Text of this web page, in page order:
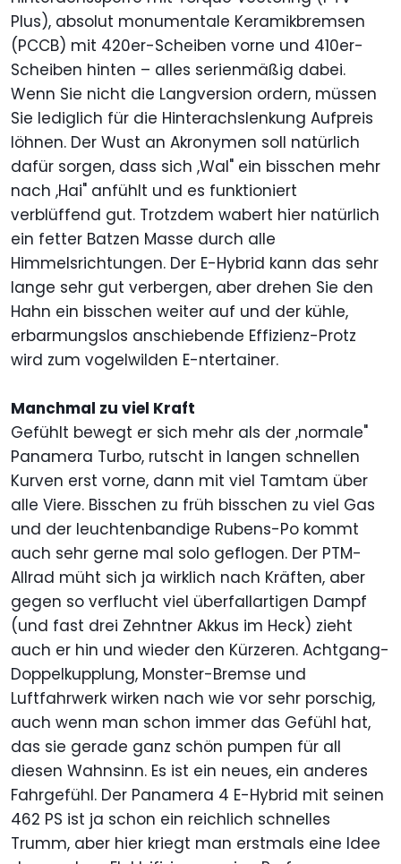
Plus), absolut monumentale Keramikbremsen
(PCCB) mit 420er-Scheiben vorne und 410er-
Scheiben hinten – alles serienmäßig dabei.
Wenn Sie nicht die Langversion ordern, müssen
Sie lediglich für die Hinterachslenkung Aufpreis
löhnen. Der Wust an Akronymen soll natürlich
dafür sorgen, dass sich ,Wal" ein bisschen mehr
nach ,Hai" anfühlt und es funktioniert
verblüffend gut. Trotzdem wabert hier natürlich
ein fetter Batzen Masse durch alle
Himmelsrichtungen. Der E-Hybrid kann das sehr
lange sehr gut verbergen, aber drehen Sie den
Hahn ein bisschen weiter auf und der kühle,
erbarmungslos anschiebende Effizienz-Protz
wird zum vogelwilden E-ntertainer.
Manchmal zu viel Kraft
Gefühlt bewegt er sich mehr als der ,normale"
Panamera Turbo, rutscht in langen schnellen
Kurven erst vorne, dann mit viel Tamtam über
alle Viere. Bisschen zu früh bisschen zu viel Gas
und der leuchtenbandige Rubens-Po kommt
auch sehr gerne mal solo geflogen. Der PTM-
Allrad müht sich ja wirklich nach Kräften, aber
gegen so verflucht viel überfallartigen Dampf
(und fast drei Zehntner Akkus im Heck) zieht
auch er hin und wieder den Kürzeren. Achtgang-
Doppelkupplung, Monster-Bremse und
Luftfahrwerk wirken nach wie vor sehr porschig,
auch wenn man schon immer das Gefühl hat,
das sie gerade ganz schön pumpen für all
diesen Wahnsinn. Es ist ein neues, ein anderes
Fahrgefühl. Der Panamera 4 E-Hybrid mit seinen
462 PS ist ja schon ein reichlich schnelles
Trumm, aber hier kriegt man erstmals eine Idee